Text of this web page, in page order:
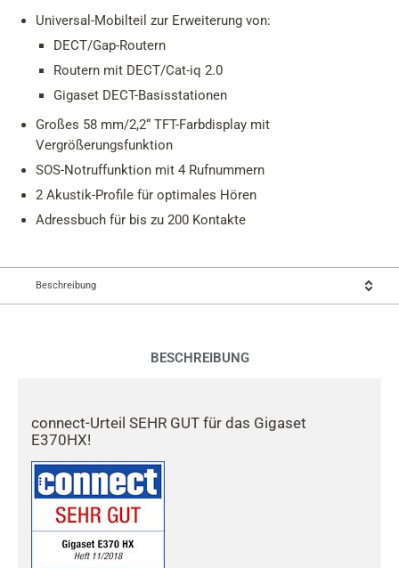
Universal-Mobilteil zur Erweiterung von:
DECT/Gap-Routern
Routern mit DECT/Cat-iq 2.0
Gigaset DECT-Basisstationen
Großes 58 mm/2,2“ TFT-Farbdisplay mit
Vergrößerungsfunktion
SOS-Notruffunktion mit 4 Rufnummern
2 Akustik-Profile für optimales Hören
Adressbuch für bis zu 200 Kontakte
Beschreibung
BESCHREIBUNG
connect-Urteil SEHR GUT für das Gigaset
E370HX!